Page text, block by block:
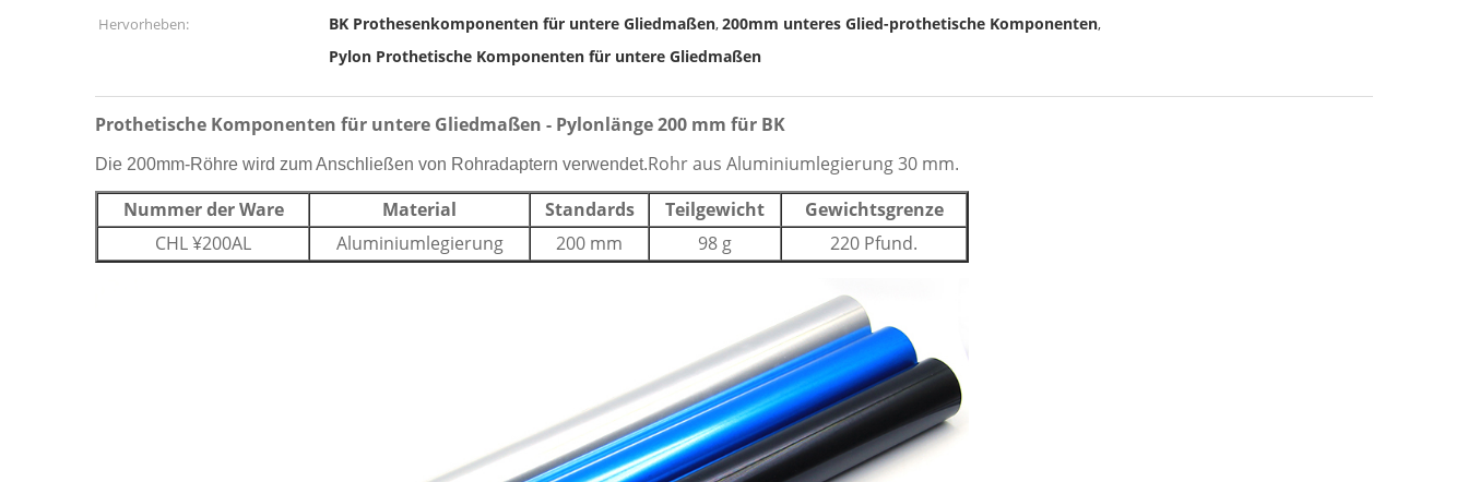
Hervorheben:
BK Prothesenkomponenten für untere Gliedmaßen,200mm unteres Glied-prothetische Komponenten,
Pylon Prothetische Komponenten für untere Gliedmaßen
Prothetische Komponenten für untere Gliedmaßen - Pylonlänge 200 mm für BK
Die 200mm-Röhre wird zum Anschließen von Rohradaptern verwendet.Rohr aus Aluminiumlegierung 30 mm.
Nummer der Ware Material Standards Teilgewicht
Gewichtsgrenze
CHL ¥200AL
Aluminiumlegierung 200 mm 98 g 220 Pfund.